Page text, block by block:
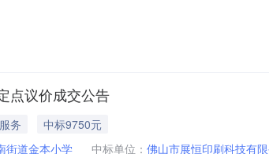
区桂城街道夏南一工业区自编16号联系方式：
点议价成交公告
服务
中标9750元
街道金本小学 中标单位： 佛山市展恒印刷科技有